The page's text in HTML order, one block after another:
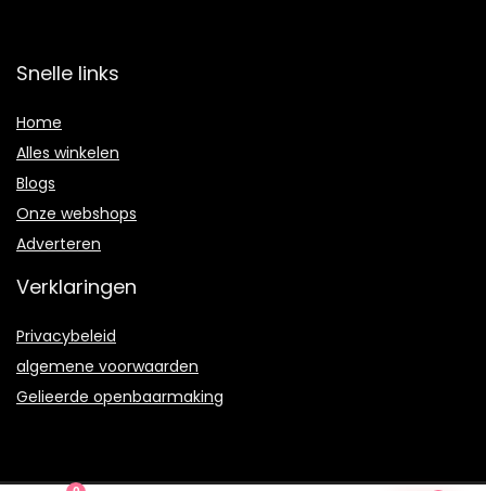
Snelle links
Home
Alles winkelen
Blogs
Onze webshops
Adverteren
Verklaringen
Privacybeleid
algemene voorwaarden
Gelieerde openbaarmaking